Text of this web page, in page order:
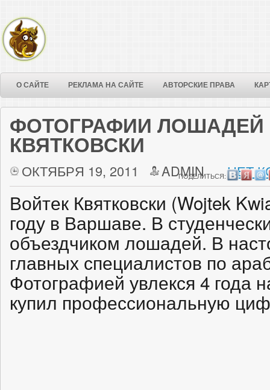
О САЙТЕ РЕКЛАМА НА САЙТЕ АВТОРСКИЕ ПРАВА
ФОТОГРАФИИ ЛОШАДЕЙ
КВЯТКОВСКИ
ОКТЯБРЯ 19, 2011 ADMIN НЕТ
ПОДЕЛИТЬСЯ:
Войтек Квятковски (Wojtek
году в Варшаве. В
объездчиком лошадей. В
главных специалистов по
Фотографией увлекся 4 года
купил профессиональную